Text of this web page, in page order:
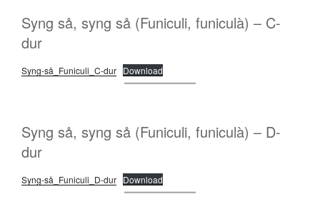
Syng så, syng så (Funiculi, funiculà) – C-
dur
Syng-så_Funiculi_C-dur Download
Syng så, syng så (Funiculi, funiculà) – D-
dur
Syng-så_Funiculi_D-dur Download